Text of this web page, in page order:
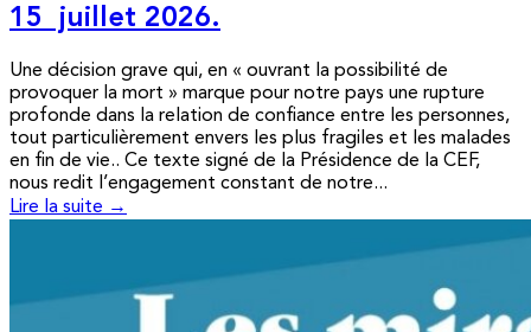
15 juillet 2026.
Une décision grave qui, en « ouvrant la possibilité de
provoquer la mort » marque pour notre pays une rupture
profonde dans la relation de confiance entre les personnes,
tout particulièrement envers les plus fragiles et les malades
en fin de vie.. Ce texte signé de la Présidence de la CEF,
nous redit l’engagement constant de notre...
Lire la suite →